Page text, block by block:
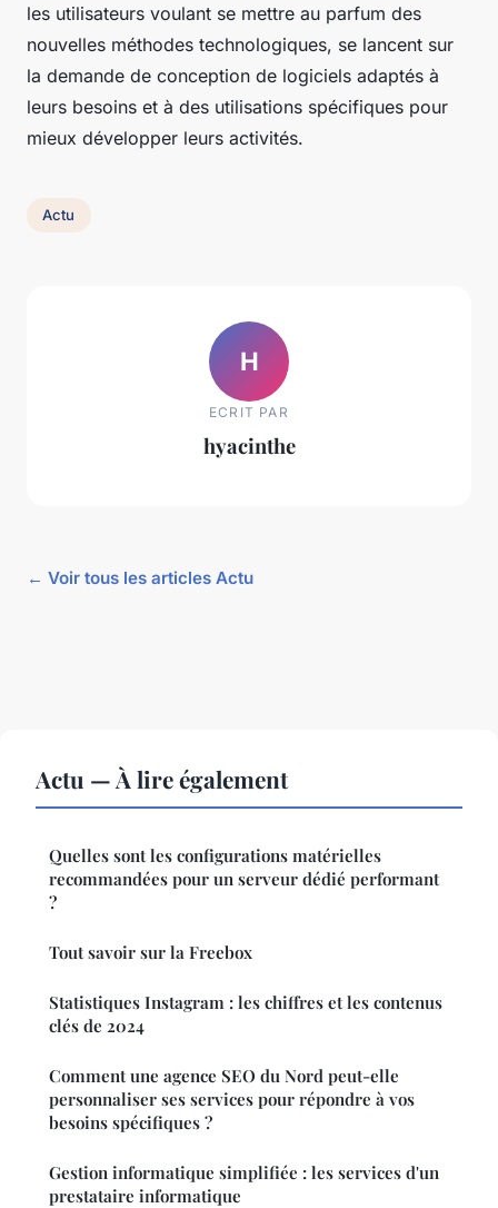
les utilisateurs voulant se mettre au parfum des
nouvelles méthodes technologiques, se lancent sur
la demande de conception de logiciels adaptés à
leurs besoins et à des utilisations spécifiques pour
mieux développer leurs activités.
Actu
H
ECRIT PAR
hyacinthe
← Voir tous les articles Actu
Actu — À lire également
Quelles sont les configurations matérielles
recommandées pour un serveur dédié performant
?
Tout savoir sur la Freebox
Statistiques Instagram : les chiffres et les contenus
clés de 2024
Comment une agence SEO du Nord peut-elle
personnaliser ses services pour répondre à vos
besoins spécifiques ?
Gestion informatique simplifiée : les services d'un
prestataire informatique